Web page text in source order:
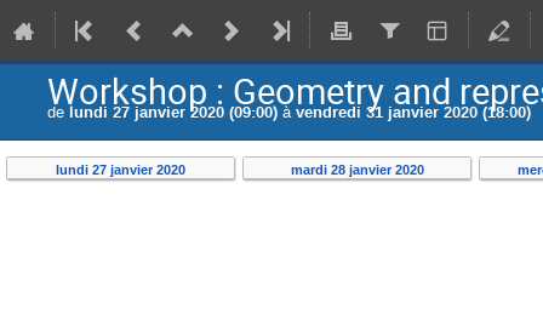
Workshop : Geometry and
de lundi 27 janvier 2020 (09:00) àvendredi 31 janvier 2020 (18:00)
lundi 27 janvier 2020 mardi 28 janvier 2020